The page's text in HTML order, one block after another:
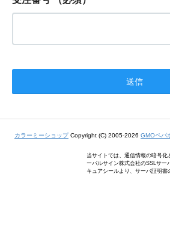
カラーミーショップCopyright (C) 2005-2026 GMOペパ
当サイトでは、通信情報の暗号
ーバルサイン株式会社のSSLサー
キュアシールより、サーバ証明書